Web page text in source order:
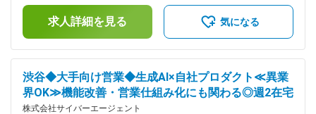
て： ・従業員数：75名／平均年齢：29歳 ・中途：約55%、新
卒：約45% ・男性：約80%、女性：約20% 出社と在宅を合わ
せたハイブリット型の勤務形態です。 ・出社日：火・木・金
ジェント本格導入フェーズで、事例創出から横展開までインパ
クトの事業成長・実績をつくることができる ・自社プロダク
トを軸に戦略設計から実装・定着までを自社主導で回すことが
できる ・強固な事業アセット：サイバーエージェントの技
術・営業アセット、クラウドベンダー連携（※1）により、大
割）（一律手当を含む）＜昇給有無＞有＜残業手当＞有＜給与
補足＞※給与は経験、能力、スキル等を考慮し、当社規定によ
り決定します。※半期ごとの目標管理制度を導入しており、評
業手当46時間分。超過分は別途支給します。■給与改定（年2
回）賃金はあくまでも目安の金額であり、選考を通じて上下す
る可能性があります。月給(月額)は固定手当を含めた表記で
す。
求人詳細を見る 気になる
渋谷◆大手向け営業◆生成AI×自社プロダクト≪異業
界OK≫機能改善・営業仕組み化にも関わる◎週2在宅
株式会社サイバーエージェント